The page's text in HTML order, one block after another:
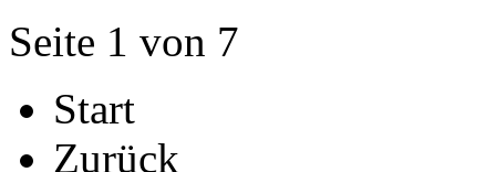
Seite 1 von 7
Start
Zurück